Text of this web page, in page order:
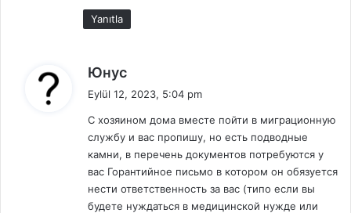
Yanıtla
Юнус
i
k
i
:
Eylül 12, 2023, 5:04 pm
С хозяином дома вместе пойти в миграционную
службу и вас пропишу, но есть подводные
камни, в перечень документов потребуются у
вас Горантийное письмо в котором он обязуется
нести ответственность за вас (типо если вы
будете нуждаться в медицинской нужде или